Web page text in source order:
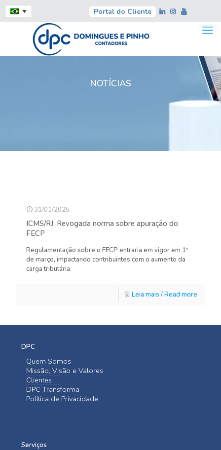
Portal do Cliente
NOTÍCIAS
31/01/2025
ICMS/RJ: Revogada norma sobre apuração do
FECP
Regulamentação sobre o FECP entraria em vigor em 1º
de março, impactando contribuintes com o aumento da
carga tributária.
Leia mais / Read more
DPC
Quem Somos
Missão, Visão e Valores
Clientes
DPC Transforma
Política de Privacidade
Serviços